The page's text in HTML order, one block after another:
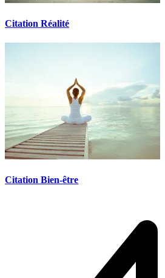
Citation Réalité
Citation Bien-être